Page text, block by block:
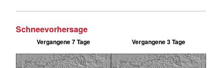
Schneevorhersage
Vergangene 7 Tage Vergangene 3 Tage